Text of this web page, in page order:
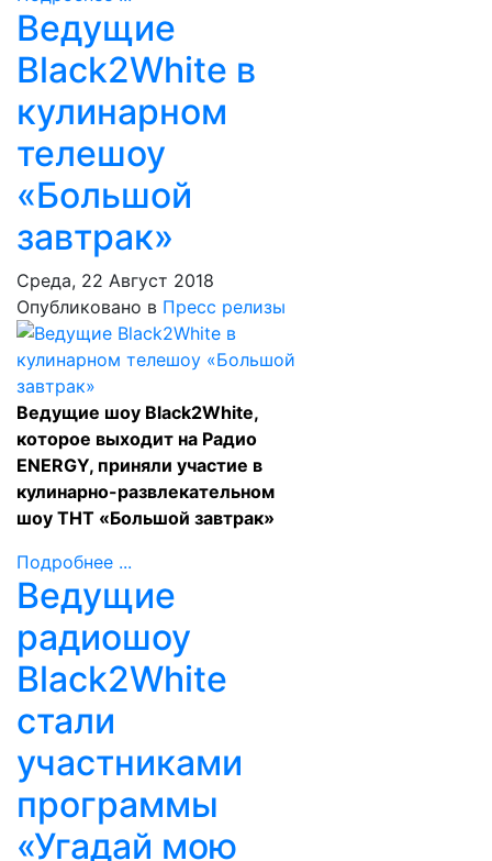
Ведущие
Black2White в
кулинарном
телешоу
«Большой
завтрак»
Среда, 22 Август 2018
Опубликовано в Пресс релизы
Ведущие шоу Black2White,
которое выходит на Радио
ENERGY, приняли участие в
кулинарно-развлекательном
шоу ТНТ «Большой завтрак»
Подробнее ...
Ведущие
радиошоу
Black2White
стали
участниками
программы
«Угадай мою